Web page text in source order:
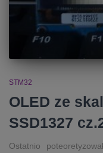
STM32
OLED ze
SSD1327
Ostatnio